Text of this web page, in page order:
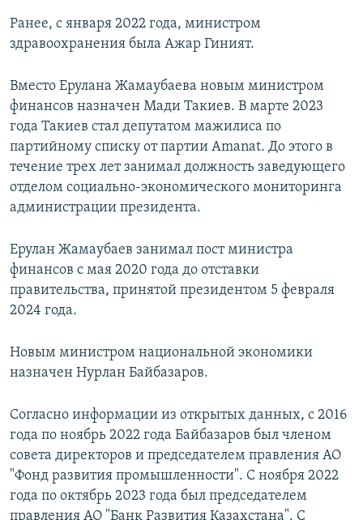
Ранее, с января 2022 года, министром
здравоохранения была Ажар Гиният.
Вместо Ерулана Жамаубаева новым министром
финансов назначен Мади Такиев. В марте 2023
года Такиев стал депутатом мажилиса по
партийному списку от партии Amanat. До этого в
течение трех лет занимал должность заведующего
отделом социально-экономического мониторинга
администрации президента.
Ерулан Жамаубаев занимал пост министра
финансов с мая 2020 года до отставки
правительства, принятой президентом 5 февраля
2024 года.
Новым министром национальной экономики
назначен Нурлан Байбазаров.
Согласно информации из открытых данных, с 2016
года по ноябрь 2022 года Байбазаров был членом
совета директоров и председателем правления АО
"Фонд развития промышленности". С ноября 2022
года по октябрь 2023 года был председателем
правления АО "Банк Развития Казахстана". С